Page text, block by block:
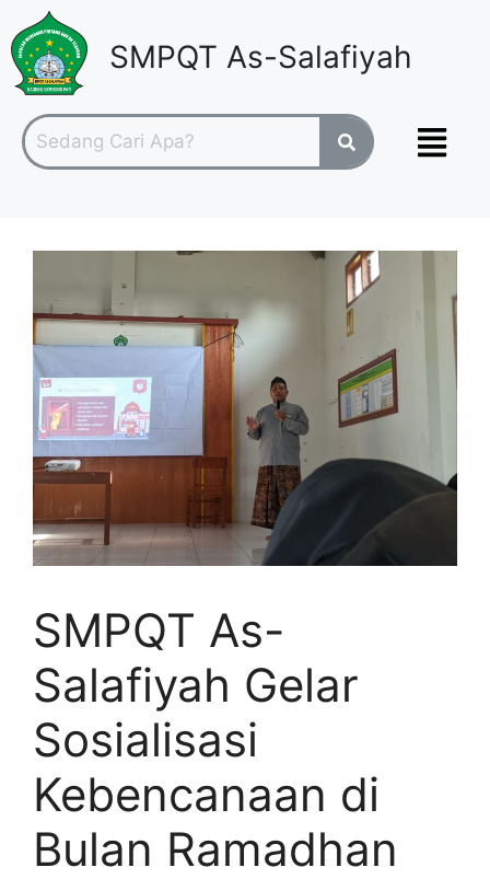
SMPQT As-Salafiyah
SMPQT As-
Salafiyah Gelar
Sosialisasi
Kebencanaan di
Bulan Ramadhan